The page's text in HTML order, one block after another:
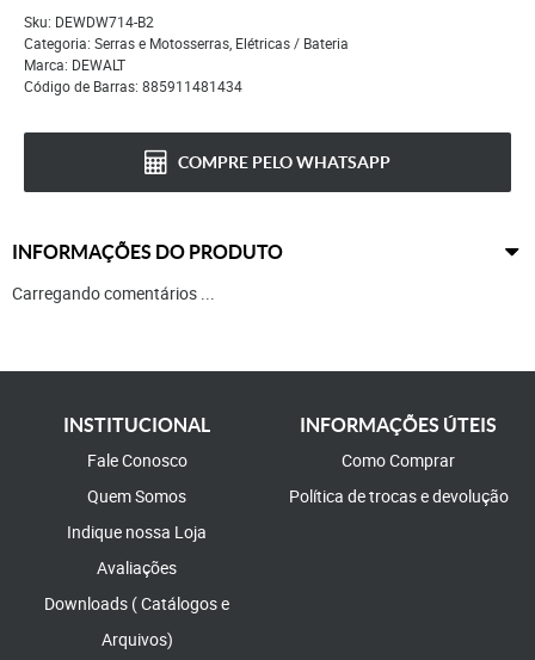
Sku: DEWDW714-B2
Categoria: Serras e Motosserras, Elétricas / Bateria
Marca: DEWALT
Código de Barras: 885911481434
COMPRE PELO WHATSAPP
INFORMAÇÕES DO PRODUTO
Carregando comentários ...
INSTITUCIONAL
Fale Conosco
Quem Somos
Indique nossa Loja
Avaliações
Downloads ( Catálogos e
Arquivos)
INFORMAÇÕES ÚTEIS
Como Comprar
Política de trocas e devolução